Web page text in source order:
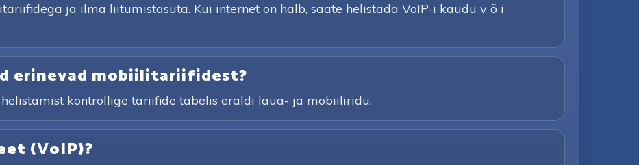
ja ilma liitumistasuta. Kui internet on halb, saate helistada VoIP-i kaudu v õ i
erinevad mobiilitariifidest?
helistamist kontrollige tariifide tabelis eraldi laua- ja mobiiliridu.
(VoIP)?